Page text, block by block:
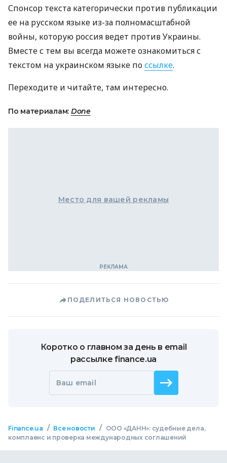
Спонсор текста категорически против публикации
ее на русском языке из-за полномасштабной
войны, которую россия ведет против Украины.
Вместе с тем вы всегда можете ознакомиться с
текстом на украинском языке поссылке.
Переходите и читайте, там интересно.
По материалам: Done
Место для вашей рекламы
ПОДЕЛИТЬСЯ НОВОСТЬЮ
Коротко о главном за день в email
рассылке finance.ua
Ваш email
Finance.ua / Все новости /
ООО «ДАНН»: судебные дела,
комплаенс и проверка международных соглашений